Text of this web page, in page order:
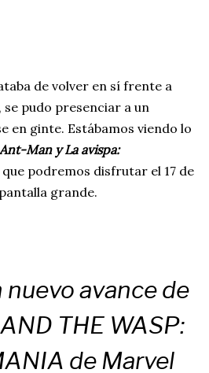
de volver en sí frente a
pudo presenciar a un
en ginte. Estábamos viendo lo
Ant-Man y La avispa:
podremos disfrutar el 17 de
grande.
nuevo avance de
THE WASP:
de Marvel